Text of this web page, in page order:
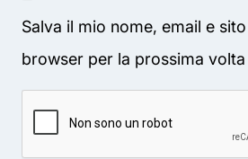
Salva il mio nome, email e
browser per la prossima